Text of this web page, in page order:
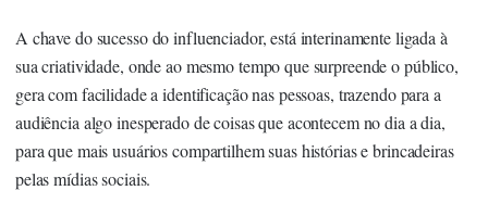
A chave do sucesso do influenciador, está interinamente ligada à
sua criatividade, onde ao mesmo tempo que surpreende o público,
gera com facilidade a identificação nas pessoas, trazendo para a
audiência algo inesperado de coisas que acontecem no dia a dia,
para que mais usuários compartilhem suas histórias e brincadeiras
pelas mídias sociais.